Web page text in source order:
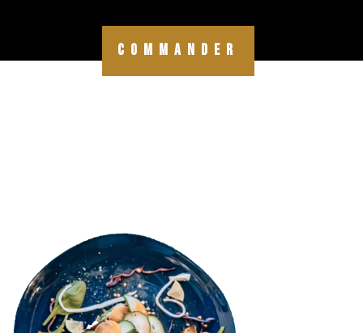
COMMANDER